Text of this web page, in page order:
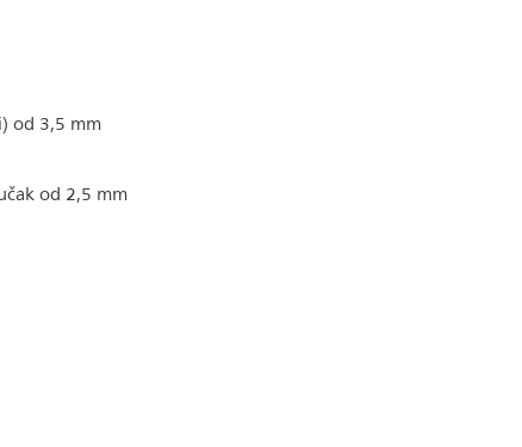
od 3,5 mm
od 2,5 mm